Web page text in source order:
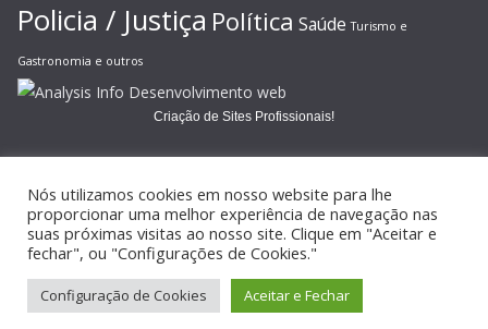
Policia / Justiça Política Saúde Turismo e
Gastronomia e outros
Criação de Sites Profissionais!
Copyright © 2026JORNAL GAZETA ONLINE
reservados.
Tema:ColorMagpor ThemeGrill. Powered by
Nós utilizamos cookies em nosso website para lhe
proporcionar uma melhor experiência de navegação nas
suas próximas visitas ao nosso site. Clique em "Aceitar e
fechar", ou "Configurações de Cookies."
Configuração de Cookies Aceitar e Fechar